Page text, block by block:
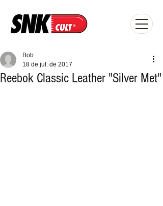
Reebok Classic Leather "Silver Met"
Bob
18 de jul. de 2017